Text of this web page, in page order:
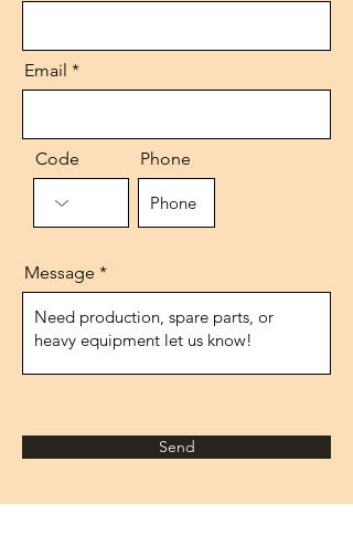
Email
Code Phone
Message
Send